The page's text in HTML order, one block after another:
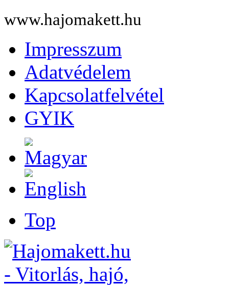
www.hajomakett.hu
Impresszum
Adatvédelem
Kapcsolatfelvétel
GYIK
Top